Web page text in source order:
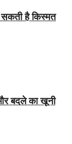
है किस्मत
बदले का खूनी